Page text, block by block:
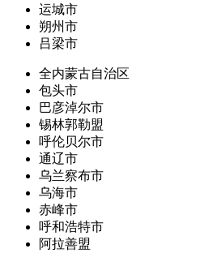
运城市
朔州市
吕梁市
全内蒙古自治区
包头市
巴彦淖尔市
锡林郭勒盟
呼伦贝尔市
通辽市
乌兰察布市
乌海市
赤峰市
呼和浩特市
阿拉善盟